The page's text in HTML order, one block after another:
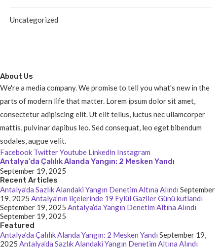
Uncategorized
About Us
We're a media company. We promise to tell you what's new in the
parts of modern life that matter. Lorem ipsum dolor sit amet,
consectetur adipiscing elit. Ut elit tellus, luctus nec ullamcorper
mattis, pulvinar dapibus leo. Sed consequat, leo eget bibendum
sodales, augue velit.
Facebook TwitterYoutube Linkedin Instagram
Antalya’da Çalılık Alanda Yangın: 2 Mesken Yandı
September 19, 2025
Recent Articles
Antalya’da Sazlık Alandaki Yangın Denetim Altına Alındı September
19, 2025 Antalya’nın ilçelerinde 19 Eylül Gaziler Günü kutlandı
September 19, 2025 Antalya’da Yangın Denetim Altına Alındı
September 19, 2025
Featured
Antalya’da Çalılık Alanda Yangın: 2 Mesken Yandı September 19,
2025 Antalya’da Sazlık Alandaki Yangın Denetim Altına Alındı